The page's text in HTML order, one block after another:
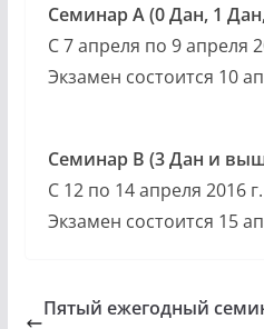
Семинар A(0 Дан, 1
С 7 апреля по 9 апреля
Экзамен состоится 10
Семинар В (3 Дан и
С 12 по 14 апреля 2016 г.
Экзамен состоится 15
Пятый ежегодный